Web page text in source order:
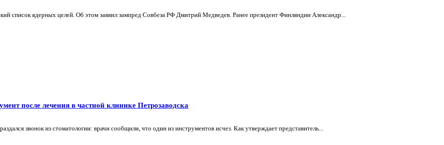
список ядерных целей. Об этом заявил зампред Совбеза РФ Дмитрий Медведев. Ранее президент Финляндии Александр...
после лечения в частной клинике Петрозаводска
звонок из стоматологии: врачи сообщили, что один из инструментов исчез. Как утверждает представитель...